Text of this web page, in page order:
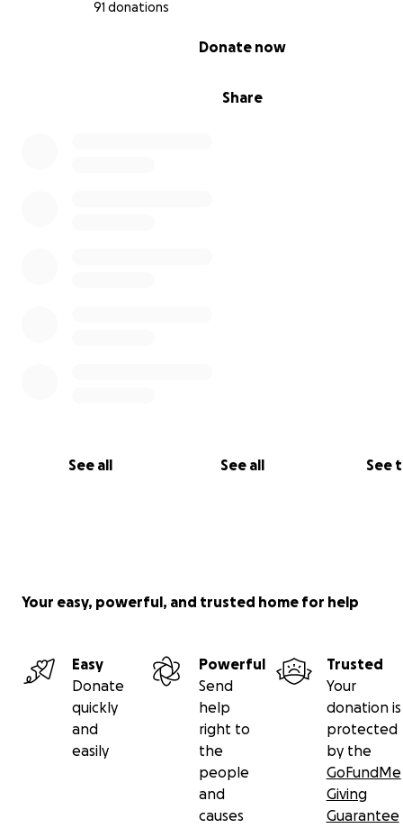
91 donations
Share
Donate now
See all See all See
Your easy, powerful, and trusted home for help
Easy
Donate
quickly
and
easily
Powerful
Send
help
right to
the
people
and
causes
Trusted
Your
donation is
protected
by the
GoFundMe
Giving
Guarantee